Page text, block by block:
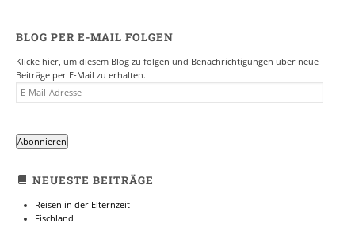
BLOG PER E-MAIL FOLGEN
Klicke hier, um diesem Blog zu folgen und Benachrichtigungen über neue
Beiträge per E-Mail zu erhalten.
E-
MAIL-
Abonnieren
NEUESTE BEITRÄGE
Reisen in der Elternzeit
Fischland